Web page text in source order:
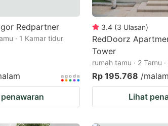
Redpartner
· 1 Kamar tidur
3.4 (3 Ulasan)
RedDoorz
Tower
rumah tamu · 2 Tamu
Rp 195.768 /malam
Lihat